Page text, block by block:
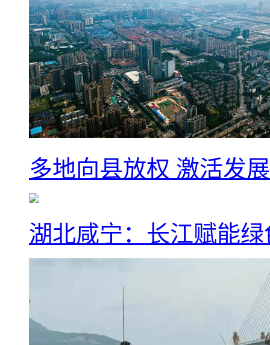
多地向县放权 激活发
湖北咸宁：长江赋能